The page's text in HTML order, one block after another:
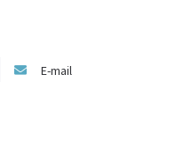
E-mail